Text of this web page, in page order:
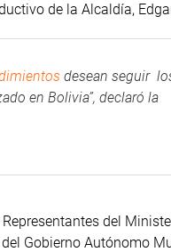
de la Alcaldía,
desean seguir
en Bolivia”, declaró la
del
Gobierno Autónomo